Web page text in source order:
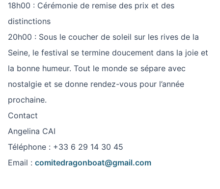
18h00 : Cérémonie de remise des prix et des
distinctions
20h00 : Sous le coucher de soleil sur les rives de la
Seine, le festival se termine doucement dans la joie et
la bonne humeur. Tout le monde se sépare avec
nostalgie et se donne rendez-vous pour l’année
prochaine.
Contact
Angelina CAI
Téléphone : +33 6 29 14 30 45
Email : comitedragonboat@gmail.com